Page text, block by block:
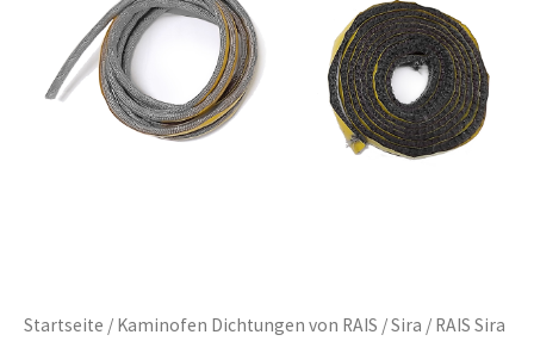
Startseite / Kaminofen Dichtungen von RAIS /Sira / RAIS Sira